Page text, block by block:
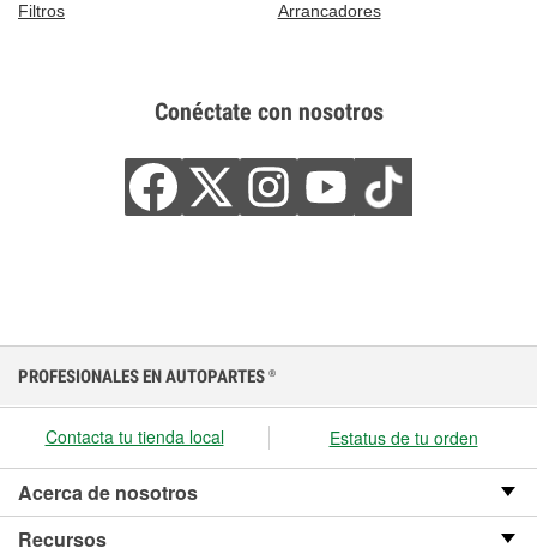
Filtros
Arrancadores
Conéctate con nosotros
PROFESIONALES EN AUTOPARTES ®
Contacta tu tienda local Estatus de tu orden
Acerca de nosotros
Recursos